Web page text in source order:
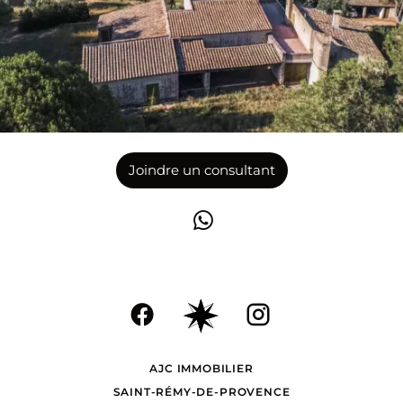
Joindre un consultant
AJC IMMOBILIER
SAINT-RÉMY-DE-PROVENCE